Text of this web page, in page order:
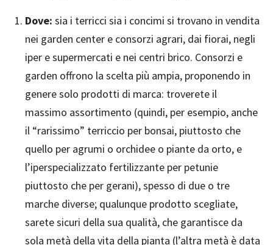
Dove: sia i terricci sia i concimi si trovano in vendita
nei garden center e consorzi agrari, dai fiorai, negli
iper e supermercati e nei centri brico. Consorzi e
garden offrono la scelta più ampia, proponendo in
genere solo prodotti di marca: troverete il
massimo assortimento (quindi, per esempio, anche
il “rarissimo” terriccio per bonsai, piuttosto che
quello per agrumi o orchidee o piante da orto, e
l’iperspecializzato fertilizzante per petunie
piuttosto che per gerani), spesso di due o tre
marche diverse; qualunque prodotto scegliate,
sarete sicuri della sua qualità, che garantisce da
sola metà della vita della pianta (l’altra metà è data